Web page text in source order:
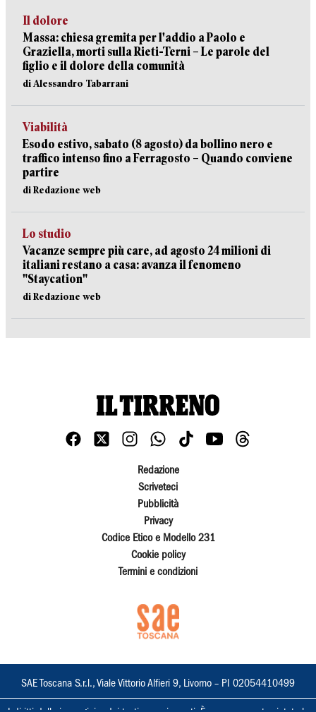
Il dolore
Massa: chiesa gremita per l'addio a Paolo e
Graziella, morti sulla Rieti-Terni – Le parole del
figlio e il dolore della comunità
di Alessandro Tabarrani
Viabilità
Esodo estivo, sabato (8 agosto) da bollino nero e
traffico intenso fino a Ferragosto – Quando conviene
partire
di Redazione web
Lo studio
Vacanze sempre più care, ad agosto 24 milioni di
italiani restano a casa: avanza il fenomeno
"Staycation"
di Redazione web
Redazione
Scriveteci
Pubblicità
Privacy
Codice Etico e Modello 231
Cookie policy
Termini e condizioni
SAE Toscana S.r.l., Viale Vittorio Alfieri 9, Livorno – PI 02054410499